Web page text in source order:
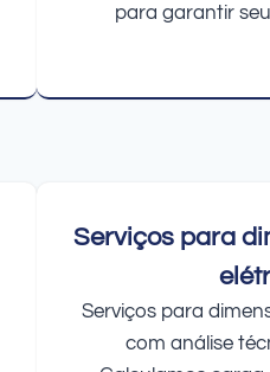
para garantir
Serviços para
Serviços para
com análise